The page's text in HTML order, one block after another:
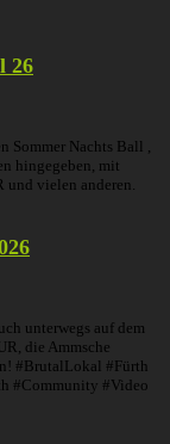
26
Sommer Nachts Ball ,
hingegeben, mit
und vielen anderen.
unterwegs auf dem
die Ammsche
#BrutalLokal #Fürth
#Community #Video